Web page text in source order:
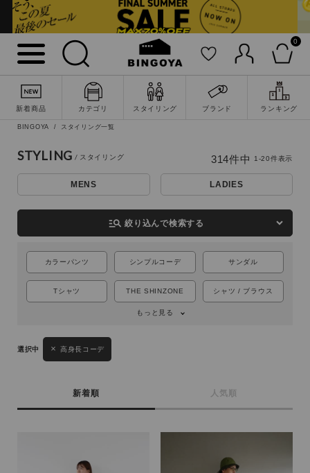
0
新着商品 カテゴリ スタイリング ブランド ランキング
詳細検索
BINGOYA スタイリング一覧
STYLING
MENS LADIES
manage_search 絞り込んで検索する
カラーパンツ シンプルコーデ サンダル
Tシャツ THE SHINZONE シャツ / ブラウス
もっと見る
高身長コーデ
新着順 人気順
314件中 1-20件表示